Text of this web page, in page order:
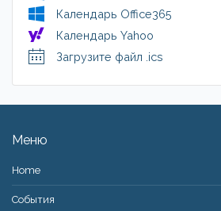
Календарь Office365
Календарь Yahoo
Загрузите файл .ics
Меню
Home
События